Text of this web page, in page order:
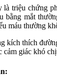
là triệu chứng
bằng mắt
máu thường
kích thích
cảm giác khó